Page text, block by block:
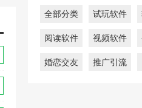
全部分类 试玩软件
阅读软件 视频软件
婚恋交友 推广引流